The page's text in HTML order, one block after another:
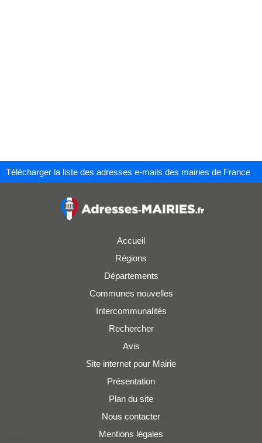
Télécharger la liste des adresses e-mails des mairies de France
Accueil
Régions
Départements
Communes nouvelles
Intercommunalités
Rechercher
Avis
Site internet pour Mairie
Présentation
Plan du site
Nous contacter
Mentions légales